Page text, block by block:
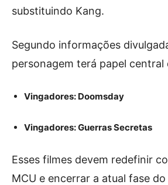
substituindo Kang.
Segundo informações
personagem terá papel central
Vingadores: Doomsday
Vingadores: Guerras Secretas
Esses filmes devem redefinir
MCU e encerrar a atual fase